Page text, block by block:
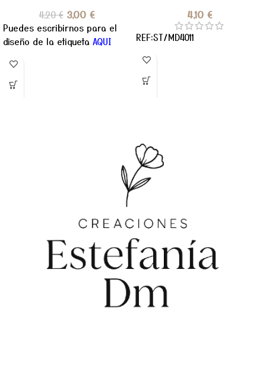
4,20€ 3,00 €
Puedes escribirnos para el
diseño de la etiqueta AQUI
4,10 €
REF:ST/MD4011